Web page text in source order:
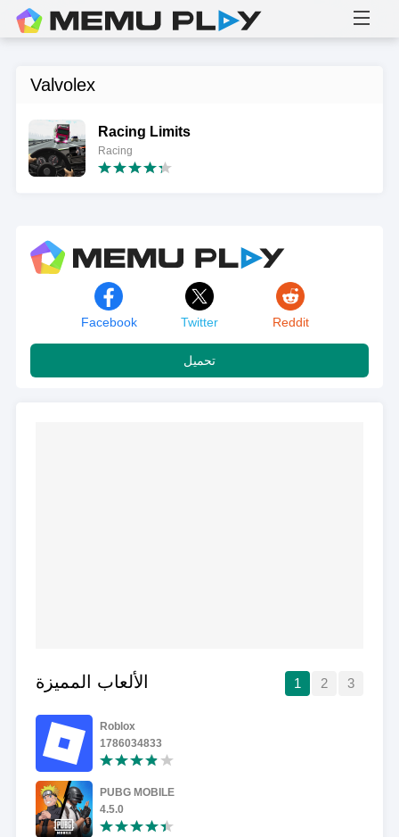
Valvolex
Racing Limits
Racing
Facebook Twitter Reddit
تحميل
الألعاب المميزة 1 2 3
Roblox
1786034833
PUBG MOBILE
4.5.0